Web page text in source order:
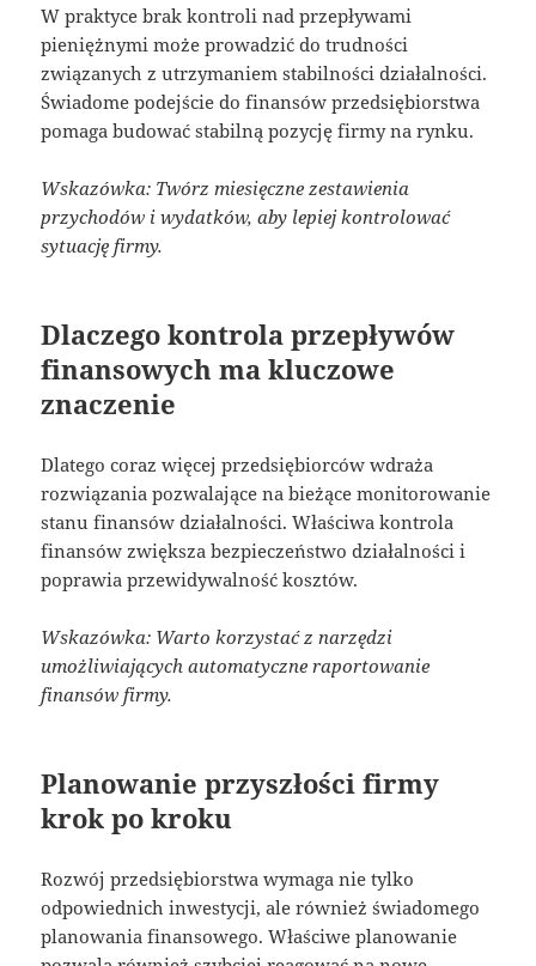
W praktyce brak kontroli nad przepływami
pieniężnymi może prowadzić do trudności
związanych z utrzymaniem stabilności działalności.
Świadome podejście do finansów przedsiębiorstwa
pomaga budować stabilną pozycję firmy na rynku.
Wskazówka: Twórz miesięczne zestawienia
przychodów i wydatków, aby lepiej kontrolować
sytuację firmy.
Dlaczego kontrola przepływów
finansowych ma kluczowe
znaczenie
Dlatego coraz więcej przedsiębiorców wdraża
rozwiązania pozwalające na bieżące monitorowanie
stanu finansów działalności. Właściwa kontrola
finansów zwiększa bezpieczeństwo działalności i
poprawia przewidywalność kosztów.
Wskazówka: Warto korzystać z narzędzi
umożliwiających automatyczne raportowanie
finansów firmy.
Planowanie przyszłości firmy
krok po kroku
Rozwój przedsiębiorstwa wymaga nie tylko
odpowiednich inwestycji, ale również świadomego
planowania finansowego. Właściwe planowanie